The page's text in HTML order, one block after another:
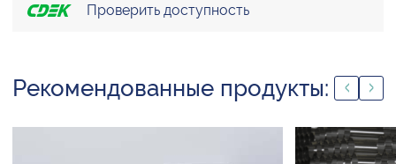
Проверить доступность
Рекомендованные продукты: